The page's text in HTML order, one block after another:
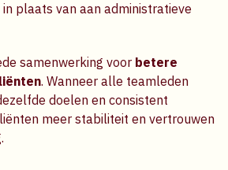
plaats van aan administratieve
samenwerking voor betere
. Wanneer alle teamleden
doelen en consistent
meer stabiliteit en vertrouwen